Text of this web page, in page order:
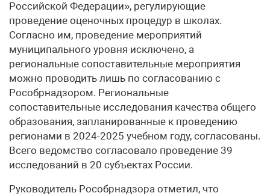
Российской Федерации», регулирующие
проведение оценочных процедур в школах.
Согласно им, проведение мероприятий
муниципального уровня исключено, а
региональные сопоставительные мероприятия
можно проводить лишь по согласованию с
Рособрнадзором. Региональные
сопоставительные исследования качества общего
образования, запланированные к проведению
регионами в 2024-2025 учебном году, согласованы.
Всего ведомство согласовало проведение 39
исследований в 20 субъектах России.
Руководитель Рособрнадзора отметил, что